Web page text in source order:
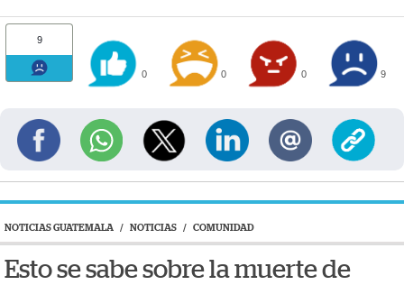
9
0 0 0 9
NOTICIAS GUATEMALA / NOTICIAS / COMUNIDAD
Esto se sabe sobre la muerte de